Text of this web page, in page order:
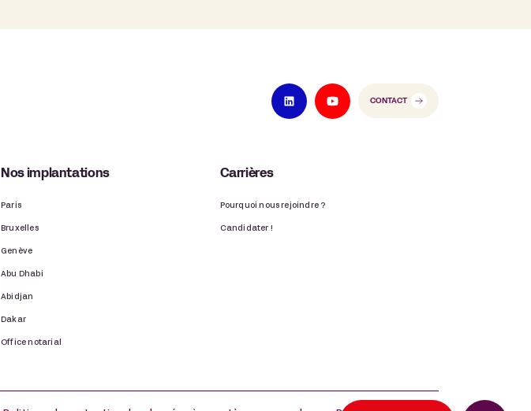
CONTACT
Nos implantations
Paris
Bruxelles
Genève
Abu Dhabi
Abidjan
Dakar
Office notarial
Carrières
Pourquoi nous rejoindre ?
Candidater !